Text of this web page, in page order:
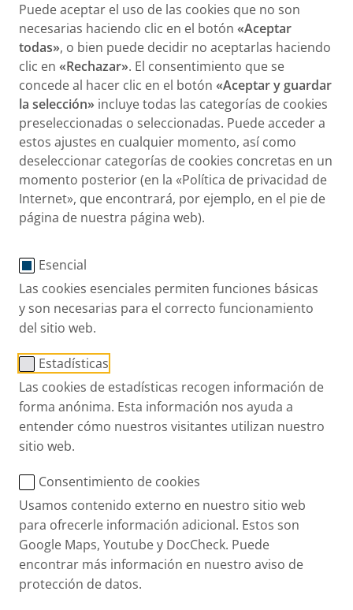
Puede aceptar el uso de las cookies que no son
necesarias haciendo clic en el botón «Aceptar
todas», o bien puede decidir no aceptarlas haciendo
clic en «Rechazar». El consentimiento que se
concede al hacer clic en el botón «Aceptar y guardar
la selección» incluye todas las categorías de cookies
preseleccionadas o seleccionadas. Puede acceder a
estos ajustes en cualquier momento, así como
deseleccionar categorías de cookies concretas en un
momento posterior (en la «Política de privacidad de
Internet», que encontrará, por ejemplo, en el pie de
página de nuestra página web).
Esencial
Las cookies esenciales permiten funciones básicas
y son necesarias para el correcto funcionamiento
del sitio web.
Estadísticas
Las cookies de estadísticas recogen información de
forma anónima. Esta información nos ayuda a
entender cómo nuestros visitantes utilizan nuestro
sitio web.
Consentimiento de cookies
Usamos contenido externo en nuestro sitio web
para ofrecerle información adicional. Estos son
Google Maps, Youtube y DocCheck. Puede
encontrar más información en nuestro aviso de
protección de datos.
PARI es una empresa independiente de propiedad
privada desde 1906. Bajo el nombre de PARI Medical
Holding, los diferentes segmentos de negocio se
organizan en las siguientes subsidiarias:
PARI GmbH
Desarrolla y comercializa productos para el
diagnóstico, la prevención y el tratamiento de
enfermedades de las vías respiratorias altas y bajas.
PARI
Fabrica dispositivos médicos / técnicos de primera
calidad. Los servicios incluyen la producción de
dispositivos de inhalación y nebulizadores, así como
la construcción de herramientas de precisión,
plásticos de alta calidad e ingeniería de moldeo por
inyección y tecnología de fabricación automatizada.
PARI Pharma GmbH
Fabrica medicamentos y dispositivos de inhalación
que utilizan la tecnología eFlow . Una de sus áreas
principales es el desarrollo de combinaciones
optimizadas de fármacos y dispositivos mediante
acuerdos de liciencia